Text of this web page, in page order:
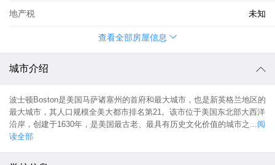
地产税 未知
查看全部房屋信息
城市介绍
波士顿Boston是美国马萨诸塞州的首府和最大城市，也是新英格兰地区的
最大城市，其人口规模全美大都市排名第21。该市位于美国东北部大西洋
沿岸，创建于1630年，是美国最古老、最具有历史文化价值的城市之...阅
读全部